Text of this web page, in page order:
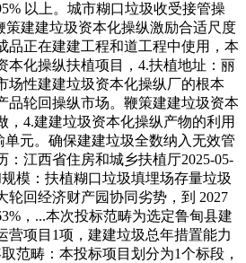
以上。城市糊口垃圾收受接管操
策建建垃圾资本化操纵激励合适尺度
品正在建建工程和道工程中使用，本
本化操纵扶植项目，4.扶植地址：丽
场性建建垃圾资本化操纵厂的根本
品轮回操纵市场。鞭策建建垃圾资本
，4.建建垃圾资本化操纵产物的利用
元。确保建建垃圾全数纳入无效管
：江西省住房和城乡扶植厅2025-05-
规模：扶植糊口垃圾填埋场存量垃圾
轮回经济财产园协同劣势，到 2027
，...本次投标范畴为选定鲁甸县建
营项目1项，建建垃圾总年措置能力
范畴：本投标项目划分为1个标段，